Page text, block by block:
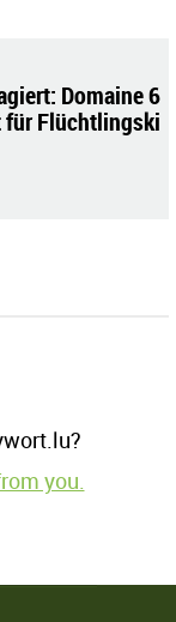
Domaine 6
Flüchtlingski
you.